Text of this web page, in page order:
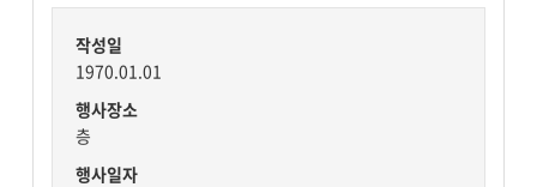
작성일
1970.01.01
행사장소
층
행사일자